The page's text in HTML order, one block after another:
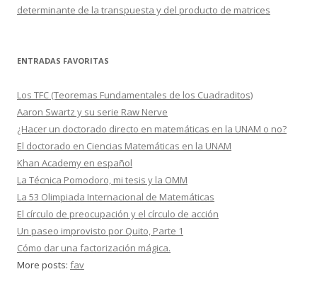
determinante de la transpuesta y del producto de matrices
ENTRADAS FAVORITAS
Los TFC (Teoremas Fundamentales de los Cuadraditos)
Aaron Swartz y su serie Raw Nerve
¿Hacer un doctorado directo en matemáticas en la UNAM o no?
El doctorado en Ciencias Matemáticas en la UNAM
Khan Academy en español
La Técnica Pomodoro, mi tesis y la OMM
La 53 Olimpiada Internacional de Matemáticas
El círculo de preocupación y el círculo de acción
Un paseo improvisto por Quito, Parte 1
Cómo dar una factorización mágica.
More posts: fav